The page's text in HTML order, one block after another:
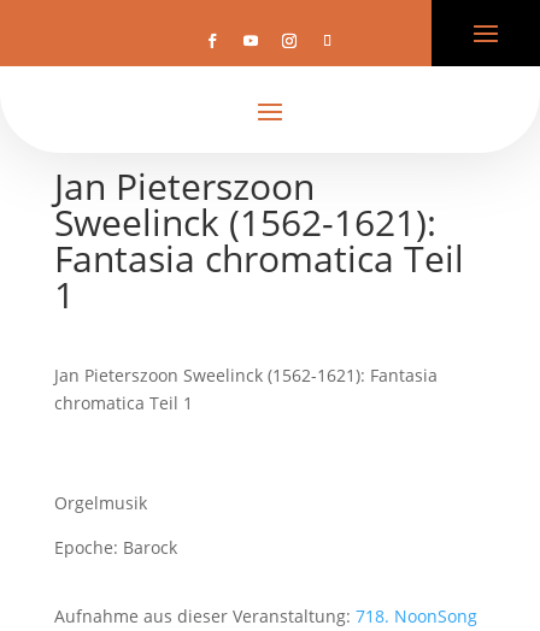
Jan Pieterszoon
Sweelinck (1562-1621):
Fantasia chromatica Teil
1
Jan Pieterszoon Sweelinck (1562-1621): Fantasia
chromatica Teil 1
Orgelmusik
Epoche: Barock
Aufnahme aus dieser Veranstaltung: 718. NoonSong